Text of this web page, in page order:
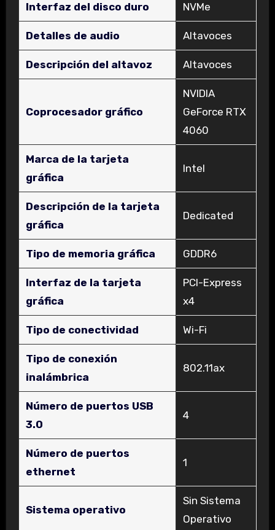
Interfaz del disco duro ‎NVMe
Detalles de audio ‎Altavoces
Descripción del altavoz ‎Altavoces
Coprocesador gráfico
‎NVIDIA
GeForce RTX
4060
Marca de la tarjeta
gráfica
‎Intel
Descripción de la tarjeta
gráfica
‎Dedicated
Tipo de memoria gráfica ‎GDDR6
Interfaz de la tarjeta
gráfica
‎PCI-Express
x4
Tipo de conectividad ‎Wi-Fi
Tipo de conexión
inalámbrica
‎802.11ax
Número de puertos USB
3.0
‎4
Número de puertos
ethernet
‎1
Sistema operativo
‎Sin Sistema
Operativo